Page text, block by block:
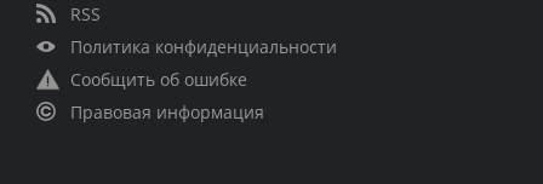
RSS
Политика конфиденциальности
Сообщить об ошибке
Правовая информация